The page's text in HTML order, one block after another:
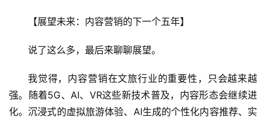
【展望未来：内容营销的下一个五年】
说了这么多，最后来聊聊展望。
我觉得，内容营销在文旅行业的重要性，只会越来越
强。随着5G、AI、VR这些新技术普及，内容形态会继续进
化。沉浸式的虚拟旅游体验、AI生成的个性化内容推荐、实